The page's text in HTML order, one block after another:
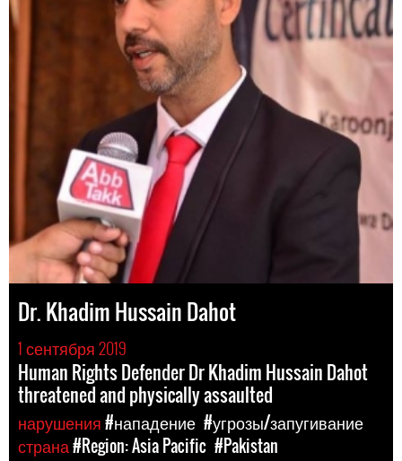
Dr. Khadim Hussain Dahot
1 сентября 2019
Human Rights Defender Dr Khadim Hussain Dahot
threatened and physically assaulted
нарушения#нападение #угрозы/запугивание
страна#Region: Asia Pacific #Pakistan